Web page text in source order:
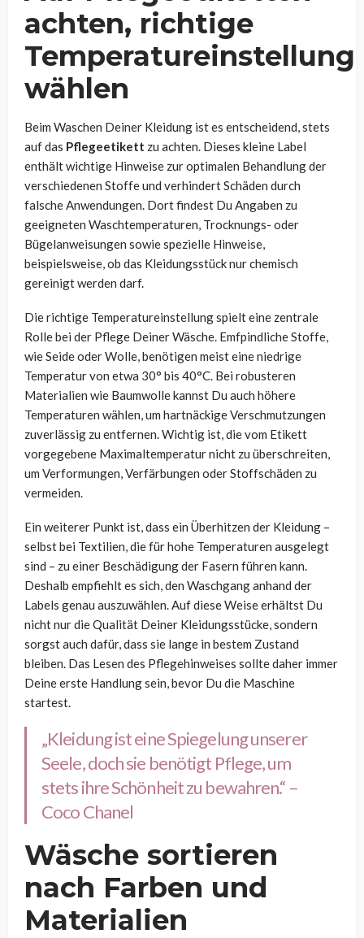
achten, richtige
Temperatureinstellung
wählen
Beim Waschen Deiner Kleidung ist es entscheidend, stets
auf das Pflegeetikett zu achten. Dieses kleine Label
enthält wichtige Hinweise zur optimalen Behandlung der
verschiedenen Stoffe und verhindert Schäden durch
falsche Anwendungen. Dort findest Du Angaben zu
geeigneten Waschtemperaturen, Trocknungs- oder
Bügelanweisungen sowie spezielle Hinweise,
beispielsweise, ob das Kleidungsstück nur chemisch
gereinigt werden darf.
Die richtige Temperatureinstellung spielt eine zentrale
Rolle bei der Pflege Deiner Wäsche. Emfpindliche Stoffe,
wie Seide oder Wolle, benötigen meist eine niedrige
Temperatur von etwa 30° bis 40°C. Bei robusteren
Materialien wie Baumwolle kannst Du auch höhere
Temperaturen wählen, um hartnäckige Verschmutzungen
zuverlässig zu entfernen. Wichtig ist, die vom Etikett
vorgegebene Maximaltemperatur nicht zu überschreiten,
um Verformungen, Verfärbungen oder Stoffschäden zu
vermeiden.
Ein weiterer Punkt ist, dass ein Überhitzen der Kleidung –
selbst bei Textilien, die für hohe Temperaturen ausgelegt
sind – zu einer Beschädigung der Fasern führen kann.
Deshalb empfiehlt es sich, den Waschgang anhand der
Labels genau auszuwählen. Auf diese Weise erhältst Du
nicht nur die Qualität Deiner Kleidungsstücke, sondern
sorgst auch dafür, dass sie lange in bestem Zustand
bleiben. Das Lesen des Pflegehinweises sollte daher immer
Deine erste Handlung sein, bevor Du die Maschine
startest.
„Kleidung ist eine Spiegelung unserer
Seele, doch sie benötigt Pflege, um
stets ihre Schönheit zu bewahren.“ –
Coco Chanel
Wäsche sortieren
nach Farben und
Materialien